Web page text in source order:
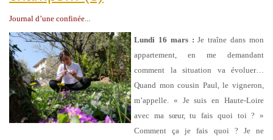
Journal d’une confinée...
Lundi 16 mars : Je traîne dans mon
appartement, en me demandant
comment la situation va évoluer…
Quand mon cousin Paul, le vigneron,
m’appelle. « Je suis en Haute-Loire
avec ma sœur, tu fais quoi toi ? »
Comment ça je fais quoi ? Je ne